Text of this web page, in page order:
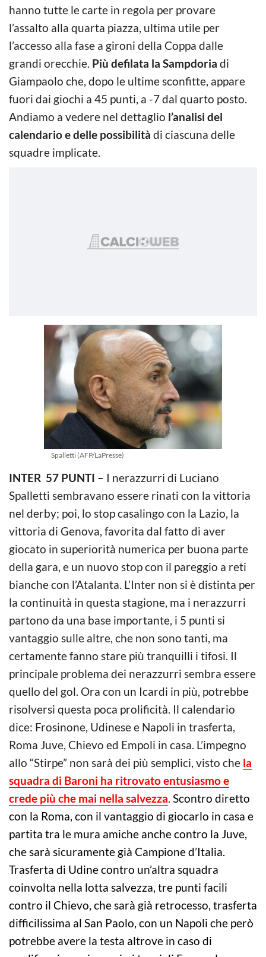
hanno tutte le carte in regola per provare
l’assalto alla quarta piazza, ultima utile per
l’accesso alla fase a gironi della Coppa dalle
grandi orecchie. Più defilata la Sampdoria di
Giampaolo che, dopo le ultime sconfitte, appare
fuori dai giochi a 45 punti, a -7 dal quarto posto.
Andiamo a vedere nel dettaglio l’analisi del
calendario e delle possibilità di ciascuna delle
squadre implicate.
Spalletti (AFP/LaPresse)
INTER 57 PUNTI – I nerazzurri di Luciano
Spalletti sembravano essere rinati con la vittoria
nel derby; poi, lo stop casalingo con la Lazio, la
vittoria di Genova, favorita dal fatto di aver
giocato in superiorità numerica per buona parte
della gara, e un nuovo stop con il pareggio a reti
bianche con l’Atalanta. L’Inter non si è distinta per
la continuità in questa stagione, ma i nerazzurri
partono da una base importante, i 5 punti si
vantaggio sulle altre, che non sono tanti, ma
certamente fanno stare più tranquilli i tifosi. Il
principale problema dei nerazzurri sembra essere
quello del gol. Ora con un Icardi in più, potrebbe
risolversi questa poca prolificità. Il calendario
dice: Frosinone, Udinese e Napoli in trasferta,
Roma Juve, Chievo ed Empoli in casa. L’impegno
allo “Stirpe” non sarà dei più semplici, visto che la
squadra di Baroni ha ritrovato entusiasmo e
crede più che mai nella salvezza Scontro diretto
con la Roma, con il vantaggio di giocarlo in casa e
partita tra le mura amiche anche contro la Juve,
che sarà sicuramente già Campione d’Italia.
Trasferta di Udine contro un’altra squadra
coinvolta nella lotta salvezza, tre punti facili
contro il Chievo, che sarà già retrocesso, trasferta
difficilissima al San Paolo, con un Napoli che però
potrebbe avere la testa altrove in caso di